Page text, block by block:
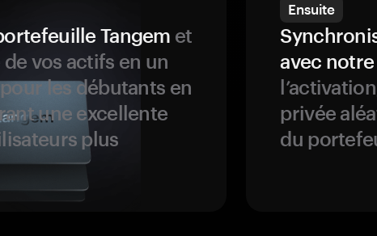
Tangem et
vos actifs en un
les débutants en
une excellente
plus
Ensuite
avec
privée
du